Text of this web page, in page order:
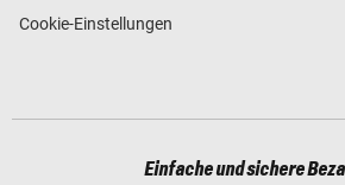
Cookie-Einstellungen
Einfache und sichere